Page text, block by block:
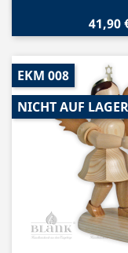
41,90
EKM 008
NICHT AUF LAGER